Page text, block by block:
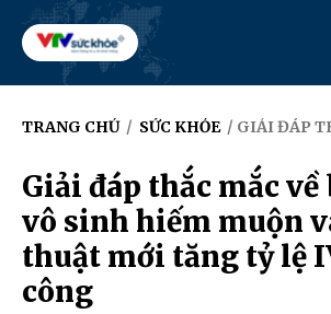
TRANG CHỦ / SỨC KHỎE / GIẢI ĐÁP THẮC MẮC VỀ BỆNH LÝ VÔ SINH
Giải đáp thắc mắc
vô sinh hiếm muộn
thuật mới tăng tỷ lệ
công